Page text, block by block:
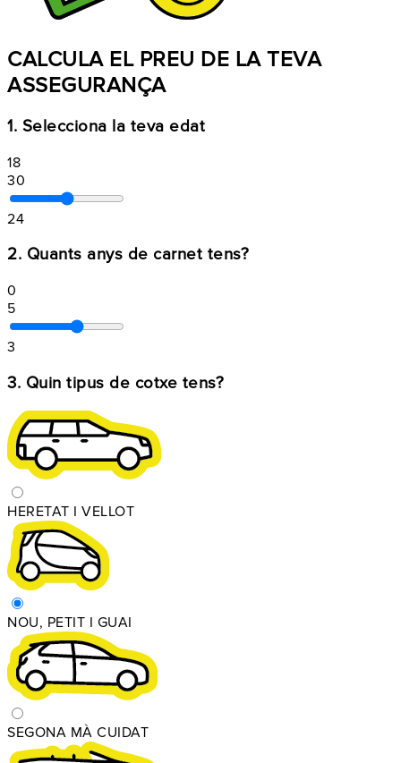
CALCULA EL PREU DE LA TEVA
ASSEGURANÇA
1. Selecciona la teva edat
18
30
24
2. Quants anys de carnet tens?
0
5
3
3. Quin tipus de cotxe tens?
HERETAT I VELLOT
NOU, PETIT I GUAI
SEGONA MÀ CUIDAT